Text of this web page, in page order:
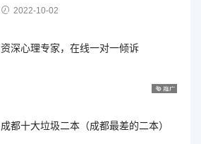
2022-10-02
资深心理专家，在线一对一倾诉
成都十大垃圾二本（成都最差的二本）